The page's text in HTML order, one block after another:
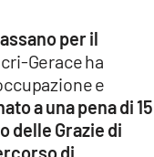
per il
Gerace ha
e
a una pena di 15
delle Grazie di
di